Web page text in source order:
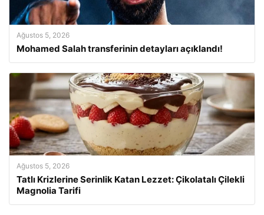
Ağustos 5, 2026
Mohamed Salah transferinin detayları açıklandı!
Ağustos 5, 2026
Tatlı Krizlerine Serinlik Katan Lezzet: Çikolatalı Çilekli
Magnolia Tarifi